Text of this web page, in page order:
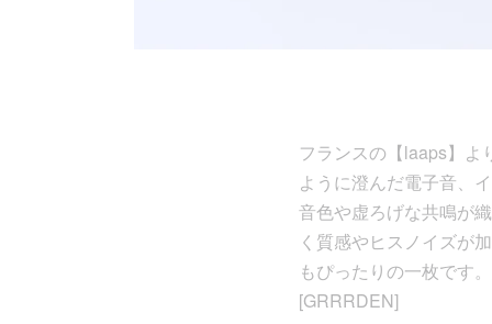
フランスの【laaps】よ
ように澄んだ電子音、
音色や虚ろげな共鳴が
く質感やヒスノイズが
もぴったりの一枚です
[GRRRDEN]